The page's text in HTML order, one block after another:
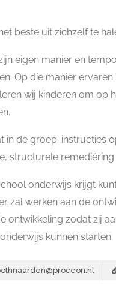
beste uit zichzelf te
eigen manier en
Op die manier
wij kinderen om op
in de groep: instructies
structurele remediëring
onderwijs krijgt
zal werken aan de
ontwikkeling zodat zij
kunnen starten.